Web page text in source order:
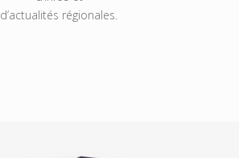
d’actualités régionales.